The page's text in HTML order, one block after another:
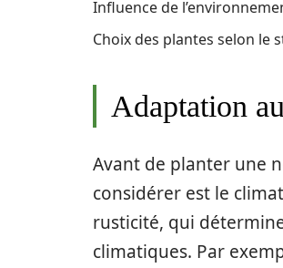
Influence de
Choix des plantes selon le
Adaptation
Avant de planter une
considérer est le
rusticité, qui
climatiques. Par